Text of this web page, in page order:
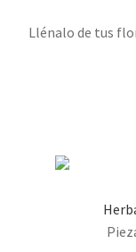
Llénalo de tus